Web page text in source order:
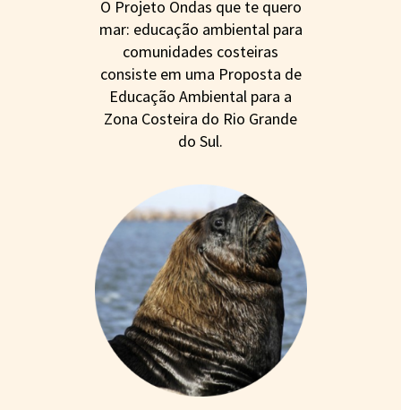
O Projeto Ondas que te quero
mar: educação ambiental para
comunidades costeiras
consiste em uma Proposta de
Educação Ambiental para a
Zona Costeira do Rio Grande
do Sul.